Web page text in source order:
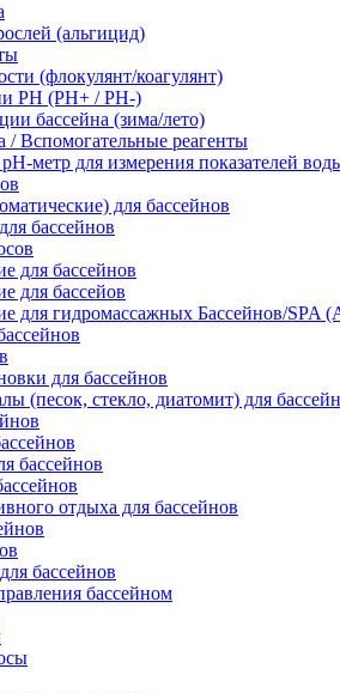
(альгицид)
(флокулянт/коагулянт)
PH (PH+ / PH-)
бассейна (зима/лето)
/ Вспомогательные реагенты
метр для измерения показателей
для бассейнов
бассейнов
для бассейнов
для бассейов
для гидромассажных Бассейнов/SPA
для бассейнов
(песок, стекло, диатомит) для
бассейнов
отдыха для бассейнов
бассейнов
бассейном